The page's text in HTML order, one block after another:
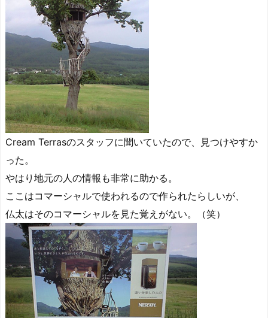
Cream Terrasのスタッフに聞いていたので、見つけやすか
った。
やはり地元の人の情報も非常に助かる。
ここはコマーシャルで使われるので作られたらしいが、
仏太はそのコマーシャルを見た覚えがない。（笑）